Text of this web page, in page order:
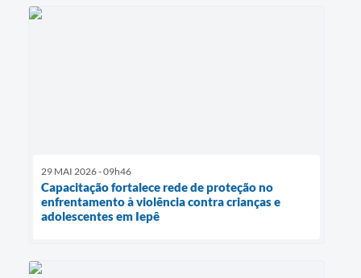
29 MAI 2026 - 09h46
Capacitação fortalece rede de proteção no
enfrentamento à violência contra crianças e
adolescentes em Iepê